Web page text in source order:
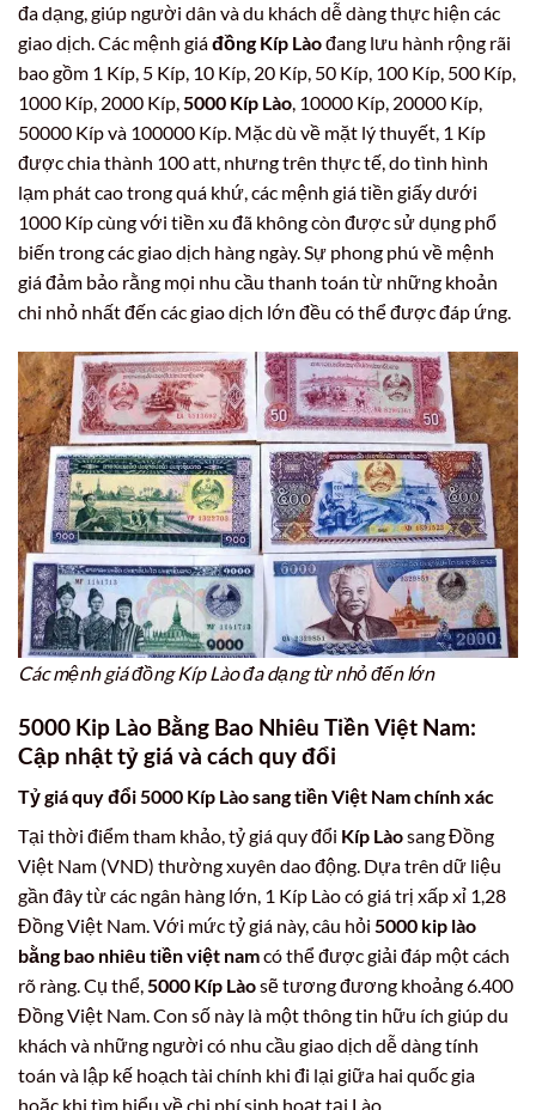
đa dạng, giúp người dân và du khách dễ dàng thực hiện các
giao dịch. Các mệnh giáđồng Kíp Làođang lưu hành rộng rãi
bao gồm 1 Kíp, 5 Kíp, 10 Kíp, 20 Kíp, 50 Kíp, 100 Kíp, 500 Kíp,
1000 Kíp, 2000 Kíp,5000 Kíp Lào, 10000 Kíp, 20000 Kíp,
50000 Kíp và 100000 Kíp. Mặc dù về mặt lý thuyết, 1 Kíp
được chia thành 100 att, nhưng trên thực tế, do tình hình
lạm phát cao trong quá khứ, các mệnh giá tiền giấy dưới
1000 Kíp cùng với tiền xu đã không còn được sử dụng phổ
biến trong các giao dịch hàng ngày. Sự phong phú về mệnh
giá đảm bảo rằng mọi nhu cầu thanh toán từ những khoản
chi nhỏ nhất đến các giao dịch lớn đều có thể được đáp ứng.
Các mệnh giá đồng Kíp Lào đa dạng từ nhỏ đến lớn
5000 Kip Lào Bằng Bao Nhiêu Tiền Việt Nam:
Cập nhật tỷ giá và cách quy đổi
Tỷ giá quy đổi 5000 Kíp Lào sang tiền Việt Nam chính xác
Tại thời điểm tham khảo, tỷ giá quy đổi Kíp Làosang Đồng
Việt Nam (VND) thường xuyên dao động. Dựa trên dữ liệu
gần đây từ các ngân hàng lớn, 1 Kíp Lào có giá trị xấp xỉ 1,28
Đồng Việt Nam. Với mức tỷ giá này, câu hỏi 5000 kip lào
bằng bao nhiêu tiền việt namcó thể được giải đáp một cách
rõ ràng. Cụ thể,5000 Kíp Làosẽ tương đương khoảng 6.400
Đồng Việt Nam. Con số này là một thông tin hữu ích giúp du
khách và những người có nhu cầu giao dịch dễ dàng tính
toán và lập kế hoạch tài chính khi đi lại giữa hai quốc gia
hoặc khi tìm hiểu về chi phí sinh hoạt tại Lào.